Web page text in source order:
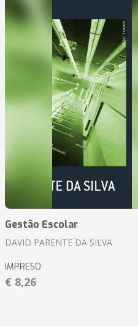
Gestão Escolar
DAVID PARENTE DA SILVA
IMPRESO
€ 8,26